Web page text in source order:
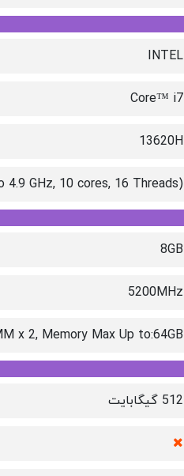
INTEL
Core™ i7
13620H
GHz, 10 cores, 16 Threads)
8GB
5200MHz
x 2, Memory Max Up to:64GB
512 گیگابایت